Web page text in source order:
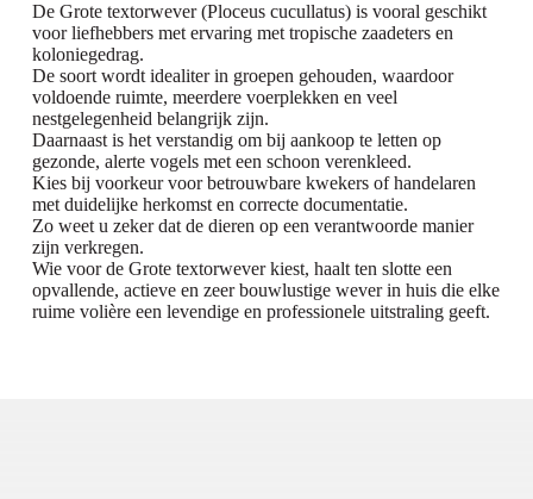
De Grote textorwever (Ploceus cucullatus) is vooral geschikt
voor liefhebbers met ervaring met tropische zaadeters en
koloniegedrag.
De soort wordt idealiter in groepen gehouden, waardoor
voldoende ruimte, meerdere voerplekken en veel
nestgelegenheid belangrijk zijn.
Daarnaast is het verstandig om bij aankoop te letten op
gezonde, alerte vogels met een schoon verenkleed.
Kies bij voorkeur voor betrouwbare kwekers of handelaren
met duidelijke herkomst en correcte documentatie.
Zo weet u zeker dat de dieren op een verantwoorde manier
zijn verkregen.
Wie voor de Grote textorwever kiest, haalt ten slotte een
opvallende, actieve en zeer bouwlustige wever in huis die elke
ruime volière een levendige en professionele uitstraling geeft.